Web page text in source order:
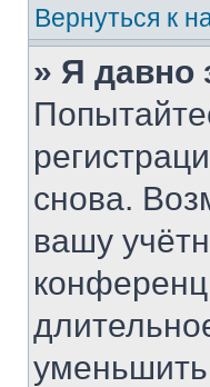
Вернуться к
» Я давно
снова.
вашу